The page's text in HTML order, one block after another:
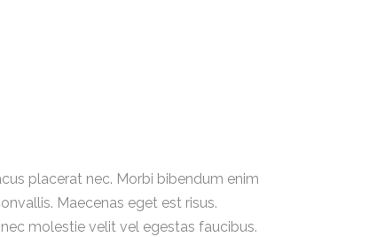
placerat nec. Morbi bibendum enim
Maecenas eget est risus.
molestie velit vel egestas faucibus.